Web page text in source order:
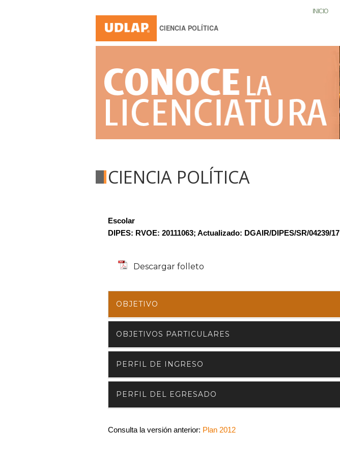
INICIO
CIENCIA POLÍTICA
CIENCIA POLÍTICA
Escolar
DIPES: RVOE: 20111063; Actualizado: DGAIR/DIPES/SR/04239/17
Descargar folleto
OBJETIVO
OBJETIVOS PARTICULARES
PERFIL DE INGRESO
PERFIL DEL EGRESADO
Consulta la versión anterior: Plan 2012